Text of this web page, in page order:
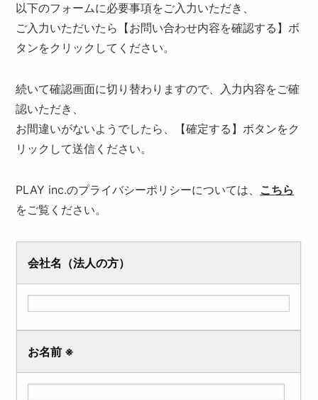
以下のフォームに必要事項をご入力いただき、
ご入力いただいたら【お問い合わせ内容を確認する】ボ
タンをクリックしてください。
続いて確認画面に切り替わりますので、入力内容をご確
認いただき、
お間違いがないようでしたら、【確定する】ボタンをク
リックして送信ください。
PLAY inc.のプライバシーポリシーについては、 こちら
をご覧ください。
会社名（法人の方）
お名前 ※